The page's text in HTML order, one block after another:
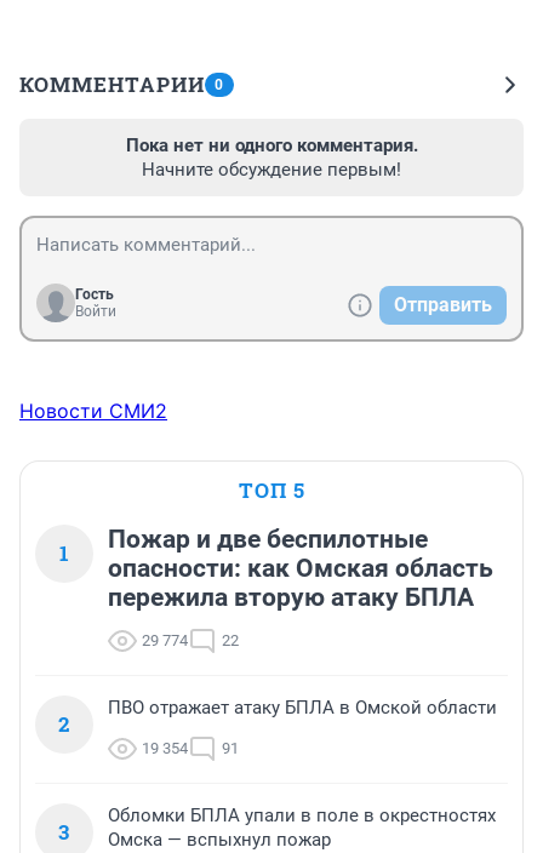
КОММЕНТАРИИ 0
Пока нет ни одного комментария.
Начните обсуждение первым!
Гость
Войти
Отправить
Новости СМИ2
ТОП 5
1
Пожар и две беспилотные
опасности: как Омская область
пережила вторую атаку БПЛА
29 774 22
2
ПВО отражает атаку БПЛА в Омской области
19 354 91
3
Обломки БПЛА упали в поле в окрестностях
Омска — вспыхнул пожар